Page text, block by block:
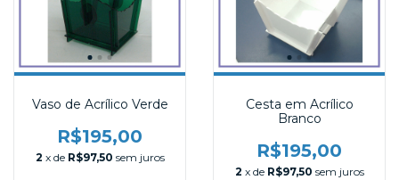
Vaso de Acrílico Verde
R$195,00
2 x de R$97,50 sem juros
Cesta em Acrílico
Branco
R$195,00
2 x de R$97,50 sem juros